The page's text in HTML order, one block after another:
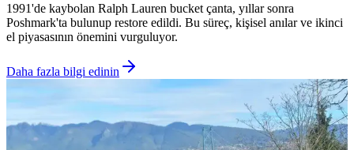
1991'de kaybolan Ralph Lauren bucket çanta, yıllar sonra
Poshmark'ta bulunup restore edildi. Bu süreç, kişisel anılar ve ikinci
el piyasasının önemini vurguluyor.
Daha fazla bilgi edinin